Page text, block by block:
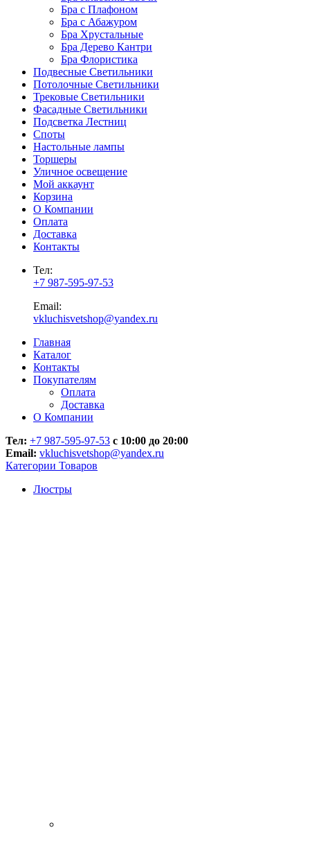
Бра с Плафоном
Бра с Абажуром
Бра Хрустальные
Бра Дерево Кантри
Бра Флористика
Подвесные Светильники
Потолочные Светильники
Трековые Светильники
Фасадные Светильники
Подсветка Лестниц
Споты
Настольные лампы
Торшеры
Уличное освещение
Мой аккаунт
Корзина
О Компании
Оплата
Доставка
Контакты
Тел:
+7 987-595-97-53
Email:
vkluchisvetshop@yandex.ru
Главная
Каталог
Контакты
Покупателям
Оплата
Доставка
О Компании
Тел: +7 987-595-97-53 с 10:00 до 20:00
Email: vkluchisvetshop@yandex.ru
Категории Товаров
Люстры